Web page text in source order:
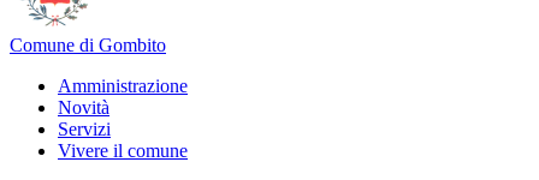
Comune di Gombito
Amministrazione
Novità
Servizi
Vivere il comune